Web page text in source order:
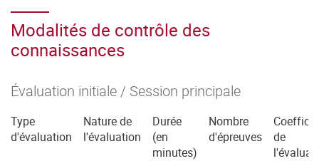
Modalités de contrôle des
connaissances
Évaluation initiale / Session principale
Type
d'évaluation
Nature de
l'évaluation
Durée
(en
minutes)
Nombre
d'épreuves
de